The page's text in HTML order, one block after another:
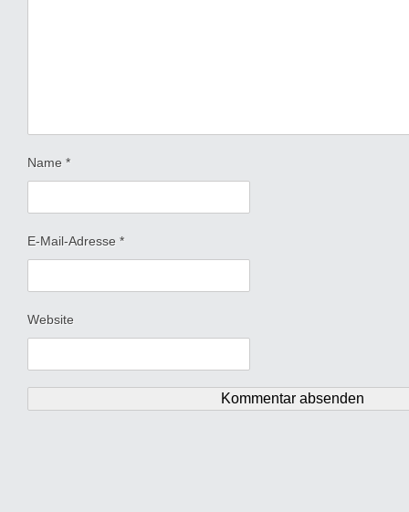
Name *
E-Mail-Adresse *
Website